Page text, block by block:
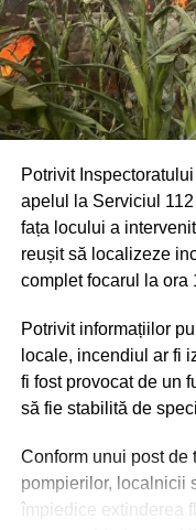
Potrivit
apelul la Serviciul
fața locului a
reușit să localizeze
complet focarul la ora
Potrivit informațiilor
locale, incendiul ar fi
fi fost provocat de un
să fie stabilită de
Conform unui post de
pompierilor, localnicii
împiedice extinderea